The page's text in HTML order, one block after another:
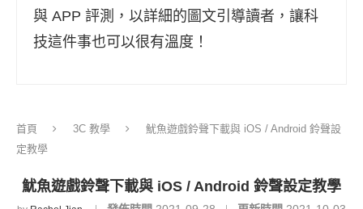
與 APP 評測，以詳細的圖文引導讀者，讓科
技這件事也可以很有溫度！
首頁 3C 教學
魷魚遊戲鈴聲下載與 iOS / Android 鈴聲設
定教學
魷魚遊戲鈴聲下載與 iOS / Android 鈴聲設定教學